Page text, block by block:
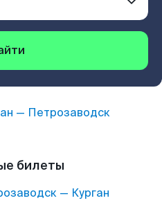
— Петрозаводск
билеты
— Курган